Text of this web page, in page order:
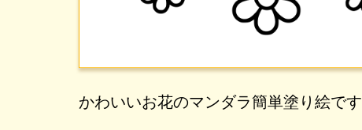
かわいいお花のマンダラ簡単塗り絵です